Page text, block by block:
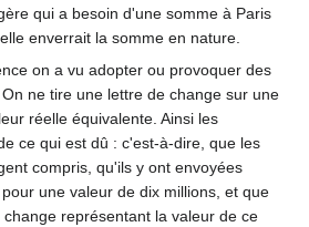
qui a besoin d'une somme à Paris
enverrait la somme en nature.
on a vu adopter ou provoquer des
ne tire une lettre de change sur une
réelle équivalente. Ainsi les
ce qui est dû : c'est-à-dire, que les
compris, qu'ils y ont envoyées
une valeur de dix millions, et que
représentant la valeur de ce